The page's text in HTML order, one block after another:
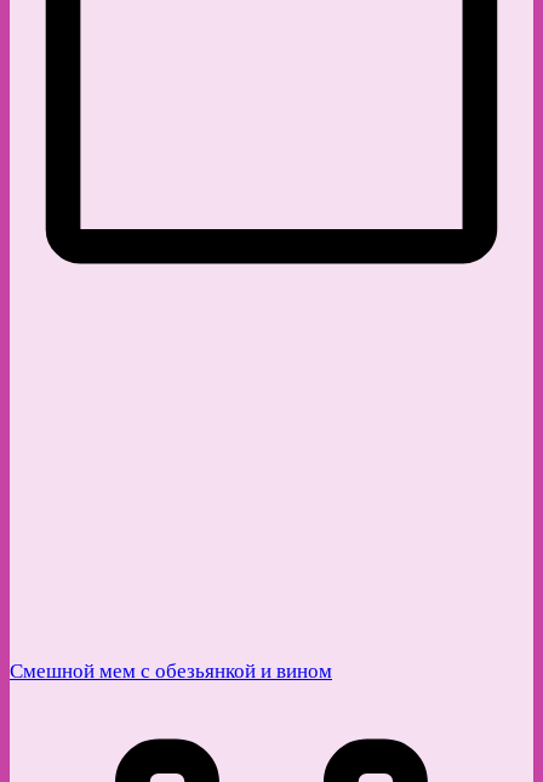
Смешной мем с обезьянкой и вином